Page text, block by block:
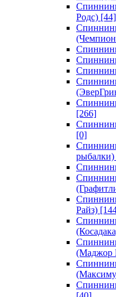
Родс) [44]
[266]
[0]
рыбалки)
Райз)
(Маджор